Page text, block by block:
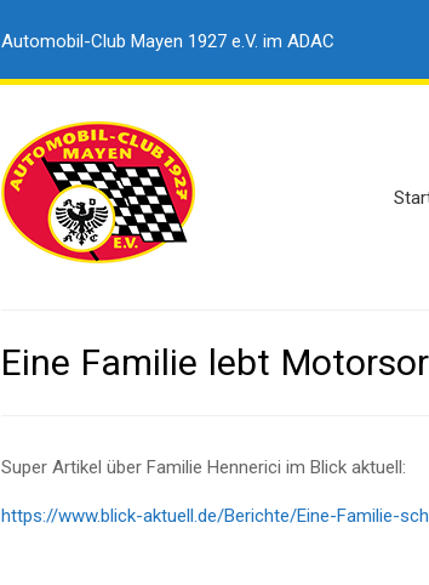
Automobil-Club Mayen 1927 e.V. im ADAC
Eine Familie lebt
Super Artikel über Familie Hennerici im Blick aktuell:
https://www.blick-aktuell.de/Berichte/Eine-Familie-